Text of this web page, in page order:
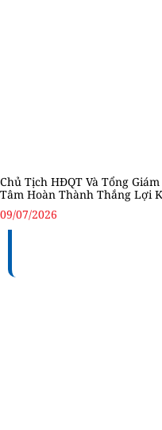
Chủ Tịch HĐQT Và Tổng
Tâm Hoàn Thành Thắng Lợi
09/07/2026